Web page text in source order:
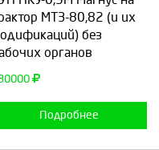
МТЗ-80,82 (и их
без
органов
Подробнее
Продолжить Отмена